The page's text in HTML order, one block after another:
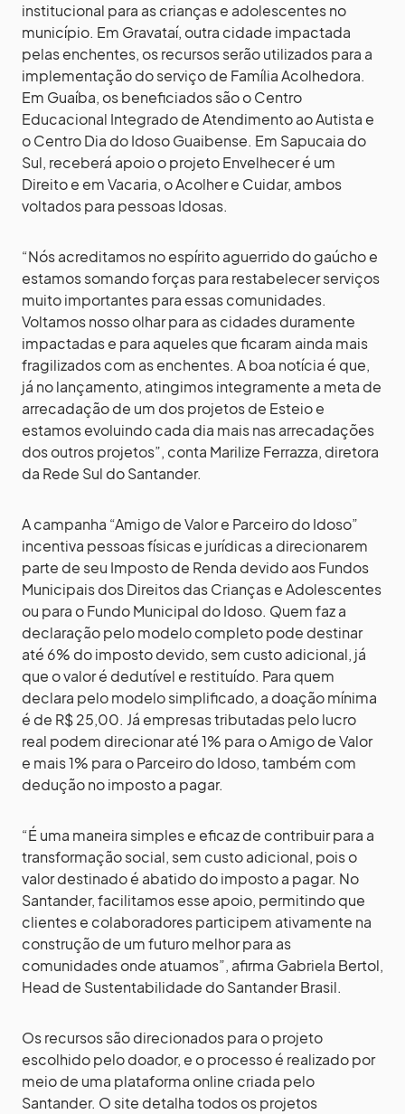
institucional para as crianças e adolescentes no
município. Em Gravataí, outra cidade impactada
pelas enchentes, os recursos serão utilizados para a
implementação do serviço de Família Acolhedora.
Em Guaíba, os beneficiados são o Centro
Educacional Integrado de Atendimento ao Autista e
o Centro Dia do Idoso Guaibense. Em Sapucaia do
Sul, receberá apoio o projeto Envelhecer é um
Direito e em Vacaria, o Acolher e Cuidar, ambos
voltados para pessoas Idosas.
“Nós acreditamos no espírito aguerrido do gaúcho e
estamos somando forças para restabelecer serviços
muito importantes para essas comunidades.
Voltamos nosso olhar para as cidades duramente
impactadas e para aqueles que ficaram ainda mais
fragilizados com as enchentes. A boa notícia é que,
já no lançamento, atingimos integramente a meta de
arrecadação de um dos projetos de Esteio e
estamos evoluindo cada dia mais nas arrecadações
dos outros projetos”, conta Marilize Ferrazza, diretora
da Rede Sul do Santander.
A campanha “Amigo de Valor e Parceiro do Idoso”
incentiva pessoas físicas e jurídicas a direcionarem
parte de seu Imposto de Renda devido aos Fundos
Municipais dos Direitos das Crianças e Adolescentes
ou para o Fundo Municipal do Idoso. Quem faz a
declaração pelo modelo completo pode destinar
até 6% do imposto devido, sem custo adicional, já
que o valor é dedutível e restituído. Para quem
declara pelo modelo simplificado, a doação mínima
é de R$ 25,00. Já empresas tributadas pelo lucro
real podem direcionar até 1% para o Amigo de Valor
e mais 1% para o Parceiro do Idoso, também com
dedução no imposto a pagar.
“É uma maneira simples e eficaz de contribuir para a
transformação social, sem custo adicional, pois o
valor destinado é abatido do imposto a pagar. No
Santander, facilitamos esse apoio, permitindo que
clientes e colaboradores participem ativamente na
construção de um futuro melhor para as
comunidades onde atuamos”, afirma Gabriela Bertol,
Head de Sustentabilidade do Santander Brasil.
Os recursos são direcionados para o projeto
escolhido pelo doador, e o processo é realizado por
meio de uma plataforma online criada pelo
Santander. O site detalha todos os projetos